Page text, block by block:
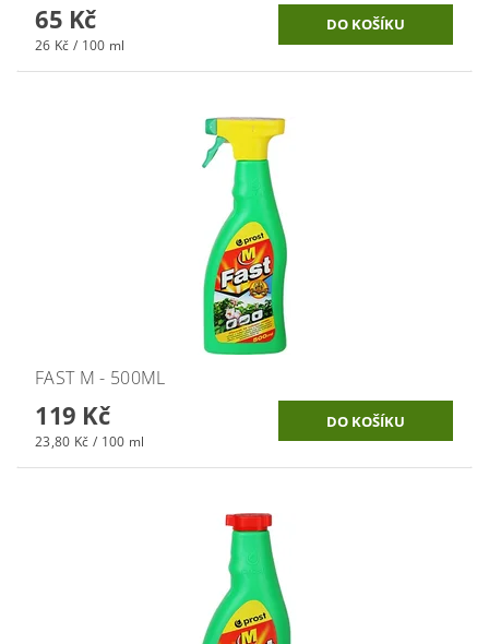
65 Kč
26 Kč / 100 ml
FAST M - 500ML
119 Kč
23,80 Kč / 100 ml